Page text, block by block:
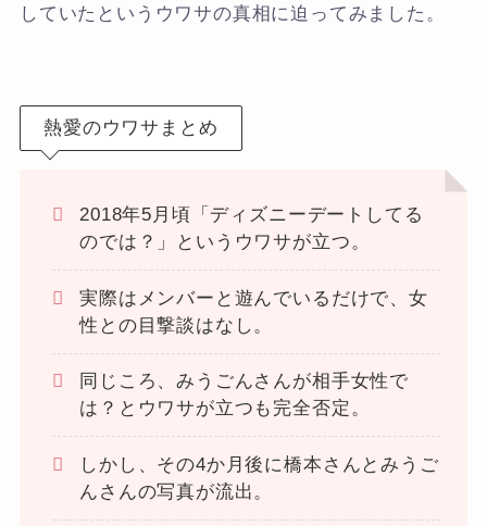
していたというウワサの真相に迫ってみました。
熱愛のウワサまとめ
2018年5月頃「ディズニーデートしてる
のでは？」というウワサが立つ。
実際はメンバーと遊んでいるだけで、女
性との目撃談はなし。
同じころ、みうごんさんが相手女性で
は？とウワサが立つも完全否定。
しかし、その4か月後に橋本さんとみうご
んさんの写真が流出。